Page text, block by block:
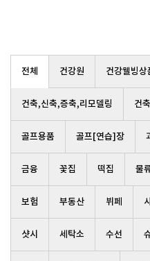
전체 건강원 건강웰빙상
건축,신축,증축,리모델링 건
골프용품 골프[연습]장
금융 꽃집 떡집 물
보험 부동산 뷔페
샷시 세탁소 수선